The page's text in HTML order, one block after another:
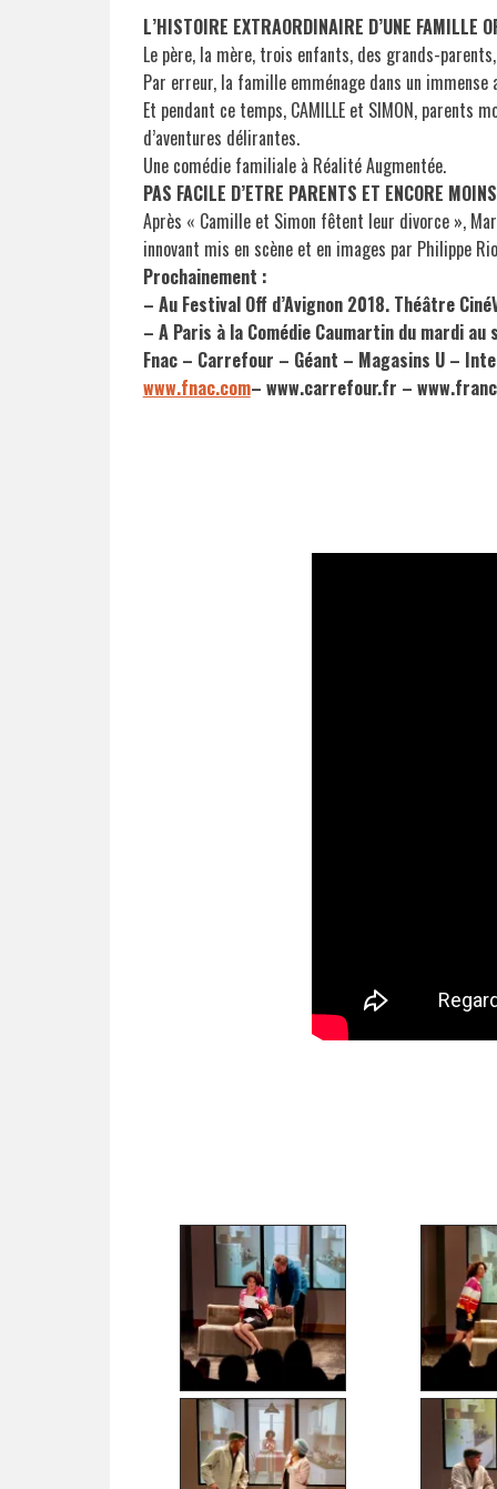
L’HISTOIRE EXTRAORDINAIRE D’UNE FAMILLE
Le père, la mère, trois enfants, des grands-
Par erreur, la famille emménage dans un
Et pendant ce temps, CAMILLE et SIMON,
d’aventures délirantes.
Une comédie familiale à Réalité Augmentée.
PAS FACILE D’ETRE PARENTS ET ENCORE
Après « Camille et Simon fêtent leur divorce »,
innovant mis en scène et en images par Philippe
Prochainement :
– Au Festival Off d’Avignon 2018. Théâtre
– A Paris à la Comédie Caumartin du mardi
Fnac – Carrefour – Géant – Magasins U –
www.fnac.com– www.carrefour.fr –